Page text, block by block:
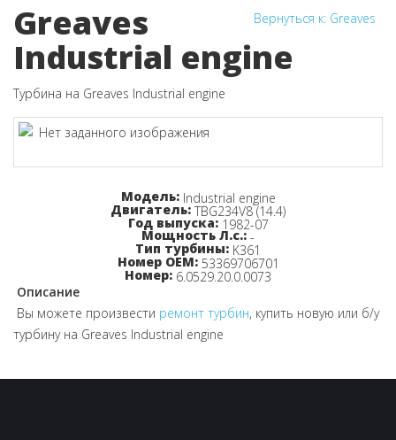
Вернуться к: Greaves
Greaves
Industrial engine
Турбина на Greaves Industrial engine
Узнайте цену!
Модель: Industrial engine
Двигатель: TBG234V8 (14.4)
Год выпуска: 1982-07
Мощность Л.с.: -
Тип турбины: K361
Номер OEM: 53369706701
Номер: 6.0529.20.0.0073
Описание
Вы можете произвести ремонт турбин, купить новую или б/у
турбину на Greaves Industrial engine